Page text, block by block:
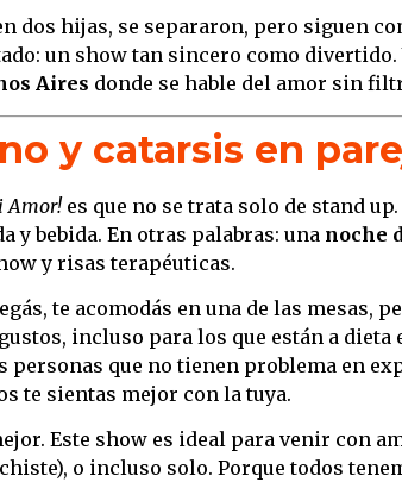
dos hijas, se separaron, pero siguen
un show tan sincero como divertido.
Aires donde se hable del amor sin
y catarsis en
Amor!es que no se trata solo de stand
y bebida. En otras palabras: una noche
y risas terapéuticas.
te acomodás en una de las mesas,
incluso para los que están a dieta
personas que no tienen problema en
te sientas mejor con la tuya.
Este show es ideal para venir con
o incluso solo. Porque todos